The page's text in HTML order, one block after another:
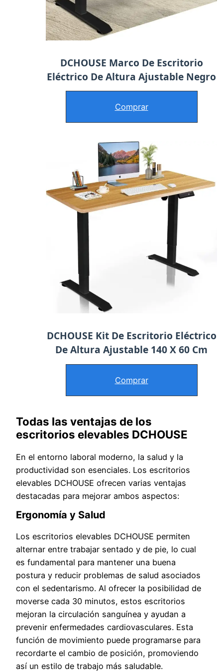
DCHOUSE Marco De Escritorio
Eléctrico De Altura Ajustable Negro
Comprar
DCHOUSE Kit De Escritorio Eléctrico
De Altura Ajustable 140 X 60 Cm
Comprar
Todas las ventajas de los
escritorios elevables DCHOUSE
En el entorno laboral moderno, la salud y la
productividad son esenciales. Los escritorios
elevables DCHOUSE ofrecen varias ventajas
destacadas para mejorar ambos aspectos:
Ergonomía y Salud
Los escritorios elevables DCHOUSE permiten
alternar entre trabajar sentado y de pie, lo cual
es fundamental para mantener una buena
postura y reducir problemas de salud asociados
con el sedentarismo. Al ofrecer la posibilidad de
moverse cada 30 minutos, estos escritorios
mejoran la circulación sanguínea y ayudan a
prevenir enfermedades cardiovasculares. Esta
función de movimiento puede programarse para
recordarte el cambio de posición, promoviendo
así un estilo de trabajo más saludable.